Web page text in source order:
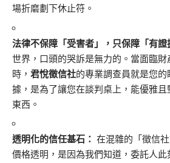
場折磨劃下休止符。
法律不保障「受害者」，只保障「有證
世界，口頭的哭訴是無力的。當面臨
時， 君悅徵信社的專業調查員就是您
據，是為了讓您在談判桌上，能優雅
東西。
透明化的信任基石： 在混雜的「徵信
價格透明，是因為我們知道，委託人